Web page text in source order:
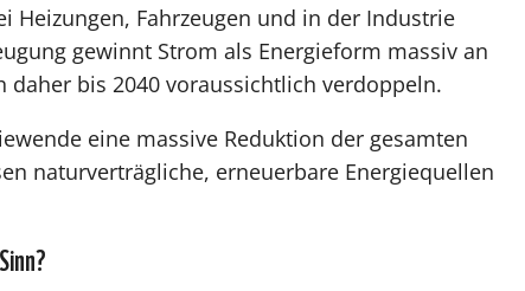
Heizungen, Fahrzeugen und in der Industrie
gewinnt Strom als Energieform massiv an
bis 2040 voraussichtlich verdoppeln.
eine massive Reduktion der gesamten
naturverträgliche, erneuerbare Energiequellen